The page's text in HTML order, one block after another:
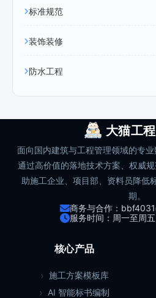
标准规范
装饰装修
防水工程
大猫工
面向国内建筑与工程管理领域的专
通过高价值的落地技术方案、权威
助施工企业、项目部、资料员降低
期。
商务与合作：
服务时间：周一至周
核心产品
施工方案模板库
AI 智能标书编制